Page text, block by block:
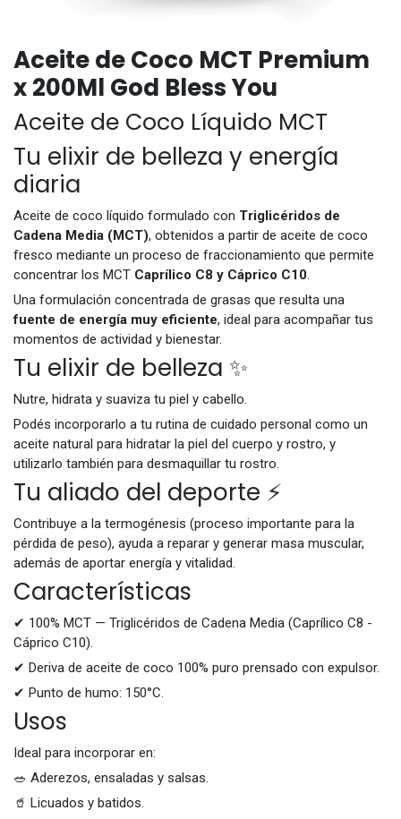
Aceite de Coco MCT Premium
x 200Ml God Bless You
Aceite de Coco Líquido MCT
Tu elixir de belleza y energía
diaria
Aceite de coco líquido formulado con Triglicéridos de
Cadena Media (MCT), obtenidos a partir de aceite de coco
fresco mediante un proceso de fraccionamiento que permite
concentrar los MCT Caprílico C8 y Cáprico C10.
Una formulación concentrada de grasas que resulta una
fuente de energía muy eficiente, ideal para acompañar tus
momentos de actividad y bienestar.
Tu elixir de belleza ✨
Nutre, hidrata y suaviza tu piel y cabello.
Podés incorporarlo a tu rutina de cuidado personal como un
aceite natural para hidratar la piel del cuerpo y rostro, y
utilizarlo también para desmaquillar tu rostro.
Tu aliado del deporte ⚡
Contribuye a la termogénesis (proceso importante para la
pérdida de peso), ayuda a reparar y generar masa muscular,
además de aportar energía y vitalidad.
Características
✔ 100% MCT — Triglicéridos de Cadena Media (Caprílico C8 -
Cáprico C10).
✔ Deriva de aceite de coco 100% puro prensado con expulsor.
✔ Punto de humo: 150°C.
Usos
Ideal para incorporar en:
🥗 Aderezos, ensaladas y salsas.
🥤 Licuados y batidos.